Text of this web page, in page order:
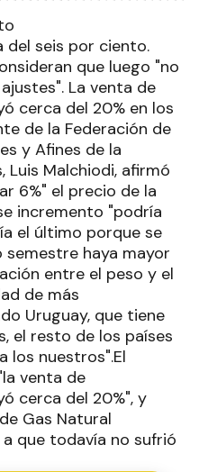
del seis por ciento.
que luego "no
La venta de
cerca del 20% en los
de la Federación de
y Afines de la
Luis Malchiodi, afirmó
6%" el precio de la
incremento "podría
el último porque se
semestre haya mayor
entre el peso y el
de más
Uruguay, que tiene
el resto de los países
los nuestros".El
venta de
cerca del 20%", y
Gas Natural
que todavía no sufrió